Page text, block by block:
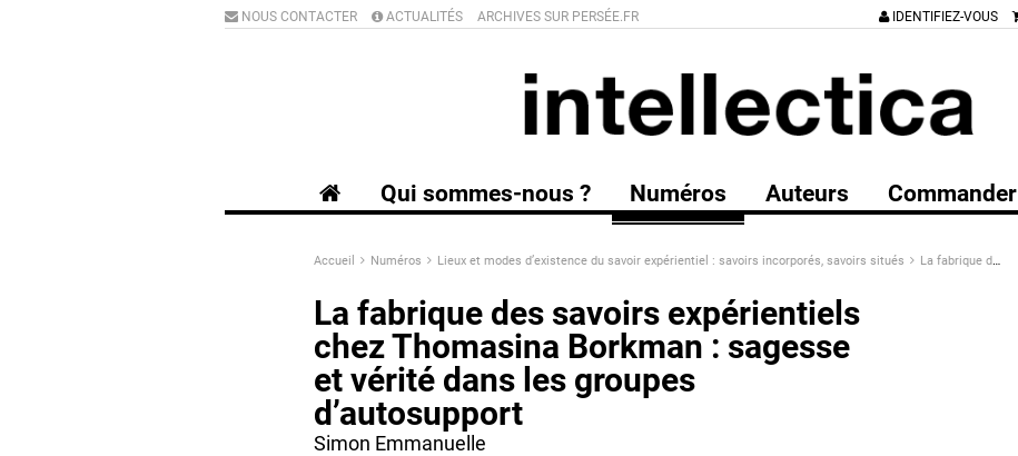
IDENTIFIEZ-VOUS
NOUS CONTACTER ACTUALITÉS ARCHIVES SUR PERSÉE.FR
Qui sommes-nous ? Numéros Auteurs Commander
Accueil Numéros Lieux et modes d’existence du savoir expérientiel : savoirs incorporés, savoirs situés La fabrique des savoirs expérientiels chez Thomasina Borkman : sagesse et vérité dans les groupes d’autosupport
La fabrique des savoirs expérientiels
chez Thomasina Borkman : sagesse
et vérité dans les groupes
d’autosupport
Simon Emmanuelle